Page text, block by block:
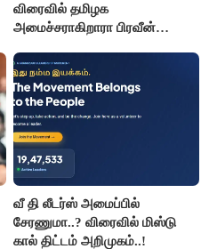
விரைவில் தமிழக
அமைச்சராகிறாரா பிரவீன்
வீ தி லீடர்ஸ் அமைப்பில்
சேரணுமா..? விரைவில் மிஸ்டு
கால் திட்டம் அறிமுகம்..!